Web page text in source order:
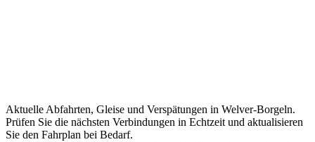
Aktuelle Abfahrten, Gleise und Verspätungen in Welver-Borgeln.
Prüfen Sie die nächsten Verbindungen in Echtzeit und aktualisieren
Sie den Fahrplan bei Bedarf.